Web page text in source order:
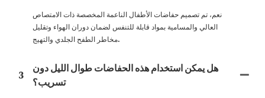
نعم، تم تصميم حفاضات الأطفال الناعمة المخصصة ذات الامتصاص
العالي والمسامية بمواد قابلة للتنفس لضمان دوران الهواء وتقليل
مخاطر الطفح الجلدي والتهيج.
3
هل يمكن استخدام هذه الحفاضات طوال الليل دون
تسريب؟